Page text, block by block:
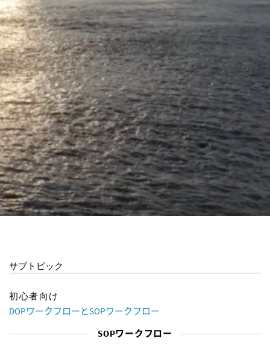
サブトピック
初心者向け
DOPワークフローとSOPワークフロー
SOPワークフロー